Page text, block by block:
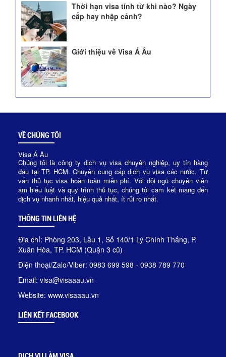
Thời hạn visa tính từ khi nào? Ngày
cấp hay nhập cảnh?
Giới thiệu về Visa Á Âu
VỀ CHÚNG TÔI
Visa Á Âu
Chúng tôi là công ty dịch vụ visa chuyên nghiệp, uy tín hàng
đầu tại TP. HCM. Chuyên cung cấp dịch vụ visa các nước. Tư
vấn thủ tục visa hoàn toàn miễn phí. Với đội ngũ chuyên viên
am hiểu luật và quy trình thủ tục, chúng tôi cam kết mang đến
dịch vụ nhanh nhất, hiệu quả nhất, ít rủi ro nhất.
THÔNG TIN LIÊN HỆ
Địa chỉ: Phòng 203, Lầu 1, Số 140/1 Lý Chính Thắng, P.
Xuân Hòa, TP. HCM (Quận 3 cũ)
Điện thoại/Zalo/Viber: 0983 699 598 - 0938 789 770
Email: visa@visaaau.vn
Website: www.visaaau.vn
LIÊN KẾT FACEBOOK